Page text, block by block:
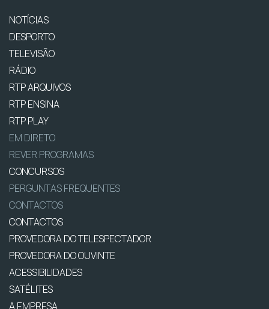
NOTÍCIAS
DESPORTO
TELEVISÃO
RÁDIO
RTP ARQUIVOS
RTP ENSINA
RTP PLAY
EM DIRETO
REVER PROGRAMAS
CONCURSOS
PERGUNTAS FREQUENTES
CONTACTOS
CONTACTOS
PROVEDORA DO TELESPECTADOR
PROVEDORA DO OUVINTE
ACESSIBILIDADES
SATÉLITES
A EMPRESA